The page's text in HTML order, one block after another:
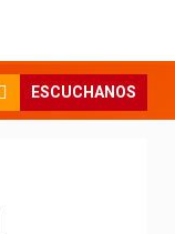
ESCUCHANOS